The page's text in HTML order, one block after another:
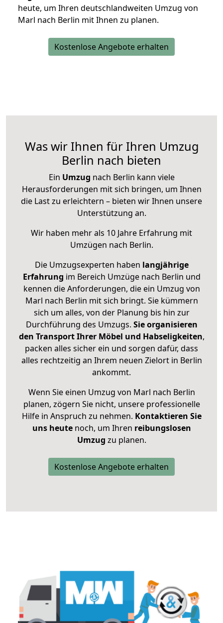
heute, um Ihren deutschlandweiten Umzug von
Marl nach Berlin mit Ihnen zu planen.
Kostenlose Angebote erhalten
Was wir Ihnen für Ihren Umzug
Berlin nach bieten
Ein Umzug nach Berlin kann viele
Herausforderungen mit sich bringen, um Ihnen
die Last zu erleichtern – bieten wir Ihnen unsere
Unterstützung an.
Wir haben mehr als 10 Jahre Erfahrung mit
Umzügen nach Berlin.
Die Umzugsexperten haben langjährige
Erfahrung im Bereich Umzüge nach Berlin und
kennen die Anforderungen, die ein Umzug von
Marl nach Berlin mit sich bringt. Sie kümmern
sich um alles, von der Planung bis hin zur
Durchführung des Umzugs. Sie organisieren
den Transport Ihrer Möbel und Habseligkeiten,
packen alles sicher ein und sorgen dafür, dass
alles rechtzeitig an Ihrem neuen Zielort in Berlin
ankommt.
Wenn Sie einen Umzug von Marl nach Berlin
planen, zögern Sie nicht, unsere professionelle
Hilfe in Anspruch zu nehmen. Kontaktieren Sie
uns heutenoch, um Ihren reibungslosen
Umzug zu planen.
Kostenlose Angebote erhalten